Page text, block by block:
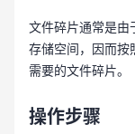
文件碎片通常是由
存储空间，因而按
需要的文件碎片。
操作步骤